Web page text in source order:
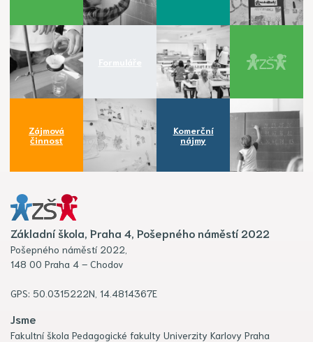
Zájmová
činnost
Komerční
nájmy
Základní škola, Praha 4, Pošepného náměstí 2022
Pošepného náměstí 2022,
148 00 Praha 4 – Chodov
GPS: 50.0315222N, 14.4814367E
Jsme
Fakultní škola Pedagogické fakulty Univerzity Karlovy Praha